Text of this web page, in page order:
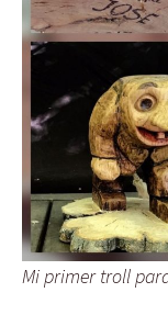
Mi primer troll